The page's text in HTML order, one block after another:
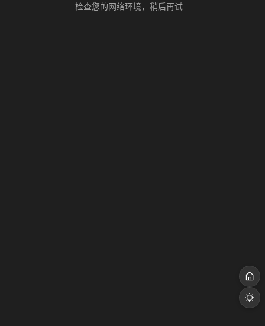
检查您的网络环境，稍后再试...